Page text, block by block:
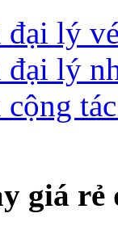
đại lý
đại lý
cộng
giá rẻ